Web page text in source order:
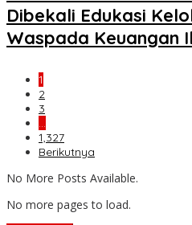
Dibekali Edukasi
Waspada Keuangan
1
2
3
…
1,327
Berikutnya
No More Posts Available.
No more pages to load.